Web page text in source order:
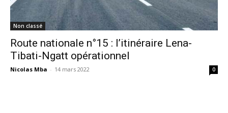
Non classé
Route nationale n°15 : l’itinéraire Lena-
Tibati-Ngatt opérationnel
Nicolas Mba - 14 mars 2022 0